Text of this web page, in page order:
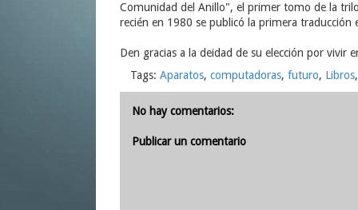
Comunidad del Anillo", el primer tomo de la
recién en 1980 se publicó la primera traducción
Den gracias a la deidad de su elección por vivir
Tags: Aparatos, computadoras, futuro, Libros
No hay comentarios:
Publicar un comentario